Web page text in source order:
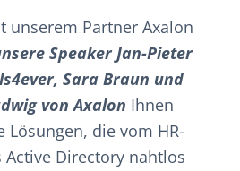
unserem Partner Axalon
Speaker Jan-Pieter
Sara Braun und
von Axalon Ihnen
Lösungen, die vom HR-
Active Directory nahtlos